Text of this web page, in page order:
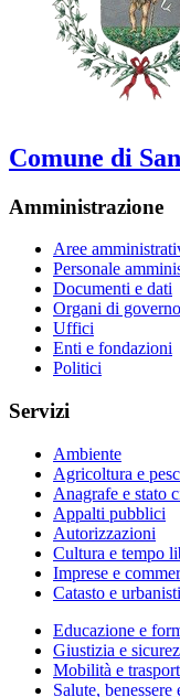
Comune di
Amministrazione
Aree
Personale
Documenti e dati
Organi di governo
Uffici
Enti e fondazioni
Politici
Servizi
Ambiente
Agricoltura e
Anagrafe e stato
Appalti pubblici
Autorizzazioni
Cultura e tempo
Imprese e
Catasto e
Educazione e
Giustizia e
Mobilità e
Salute, benessere